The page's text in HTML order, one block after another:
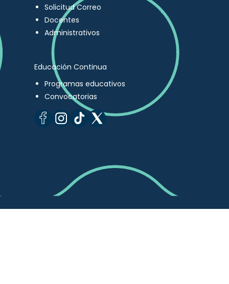
Solicitud Correo
Docentes
Administrativos
Educación Continua
Programas educativos
Convocatorias